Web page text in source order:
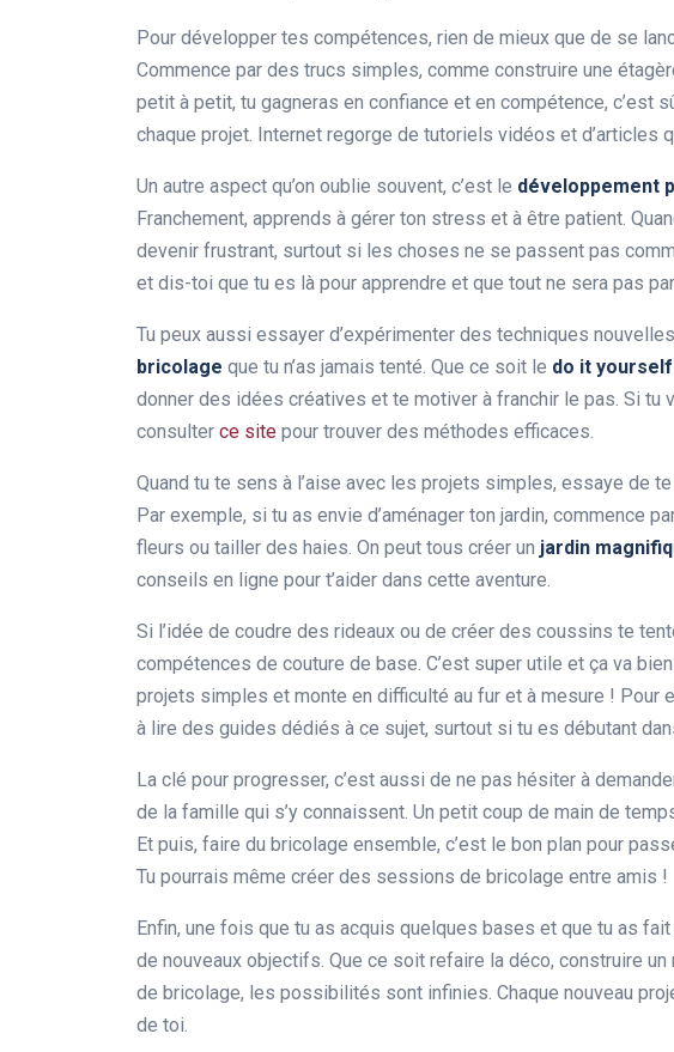
Pour développer tes compétences, rien de mieux que de se
Commence par des trucs simples, comme construire une
petit à petit, tu gagneras en confiance et en compétence, c’est
chaque projet. Internet regorge de tutoriels vidéos et d’articles
Un autre aspect qu’on oublie souvent, c’est le développement
Franchement, apprends à gérer ton stress et à être patient.
devenir frustrant, surtout si les choses ne se passent pas
et dis-toi que tu es là pour apprendre et que tout ne sera pas
Tu peux aussi essayer d’expérimenter des techniques
bricolage que tu n’as jamais tenté. Que ce soit le do it yourself
donner des idées créatives et te motiver à franchir le pas. Si tu
consulter ce site pour trouver des méthodes efficaces.
Quand tu te sens à l’aise avec les projets simples, essaye de
Par exemple, si tu as envie d’aménager ton jardin, commence
fleurs ou tailler des haies. On peut tous créer un jardin
conseils en ligne pour t’aider dans cette aventure.
Si l’idée de coudre des rideaux ou de créer des coussins te
compétences de couture de base. C’est super utile et ça va
projets simples et monte en difficulté au fur et à mesure ! Pour
à lire des guides dédiés à ce sujet, surtout si tu es débutant
La clé pour progresser, c’est aussi de ne pas hésiter à
de la famille qui s’y connaissent. Un petit coup de main de
Et puis, faire du bricolage ensemble, c’est le bon plan pour
Tu pourrais même créer des sessions de bricolage entre amis !
Enfin, une fois que tu as acquis quelques bases et que tu as
de nouveaux objectifs. Que ce soit refaire la déco, construire
de bricolage, les possibilités sont infinies. Chaque nouveau
de toi.